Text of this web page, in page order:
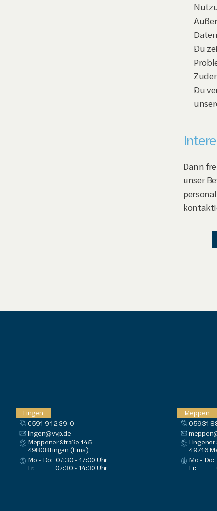
Du
Du
Dann
unser
Lingen
0591 9 12 39-0
lingen@vvp.de
Meppener Straße 145
49808Lingen (Ems)
Mo - Do: 07:30 - 17:00 Uhr
Fr:
07:30 - 14:30 Uhr
Meppen
05931
Lingener
49716
Mo - Do:
Fr: